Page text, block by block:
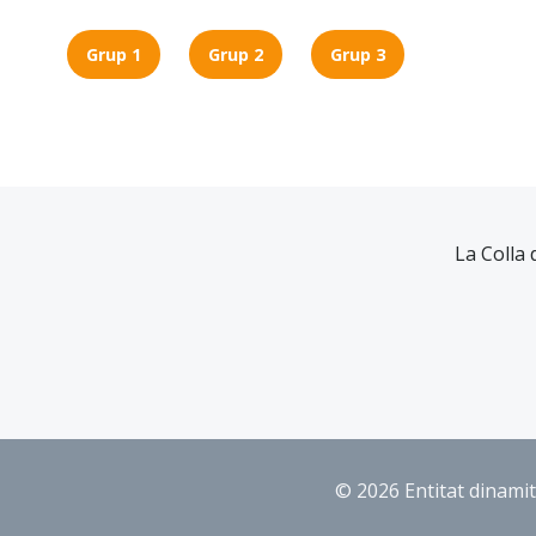
Grup 1 Grup 2 Grup 3
La Colla
© 2026 Entitat